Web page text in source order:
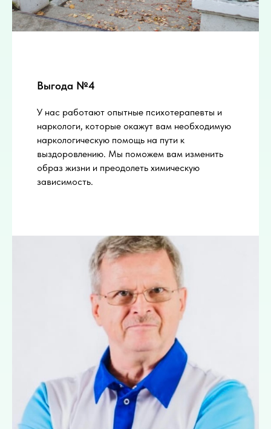
Выгода №4
У нас работают опытные психотерапевты и
наркологи, которые окажут вам необходимую
наркологическую помощь на пути к
выздоровлению. Мы поможем вам изменить
образ жизни и преодолеть химическую
зависимость.